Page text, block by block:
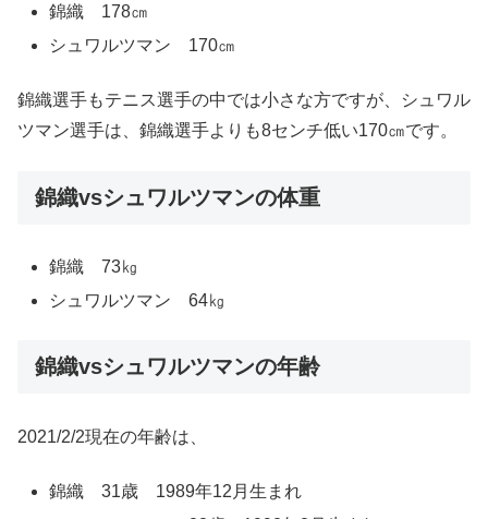
錦織 178㎝
シュワルツマン 170㎝
錦織選手もテニス選手の中では小さな方ですが、シュワル
ツマン選手は、錦織選手よりも8センチ低い170㎝です。
錦織vsシュワルツマンの体重
錦織 73㎏
シュワルツマン 64㎏
錦織vsシュワルツマンの年齢
2021/2/2現在の年齢は、
錦織 31歳 1989年12月生まれ